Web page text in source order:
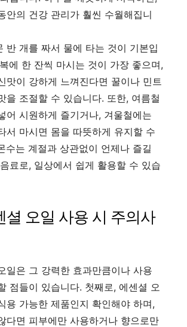
안의 건강 관리가 훨씬 수월해집니
반 개를 짜서 물에 타는 것이 기본입
에 한 잔씩 마시는 것이 가장 좋으며,
맛이 강하게 느껴진다면 꿀이나 민트
을 조절할 수 있습니다. 또한, 여름철
어 시원하게 즐기거나, 겨울철에는
서 마시면 몸을 따뜻하게 유지할 수
수는 계절과 상관없이 언제나 즐길
료로, 일상에서 쉽게 활용할 수 있습
셜 오일 사용 시 주의사
일은 그 강력한 효과만큼이나 사용
점들이 있습니다. 첫째로, 에센셜 오
용 가능한 제품인지 확인해야 하며,
다면 피부에만 사용하거나 향으로만